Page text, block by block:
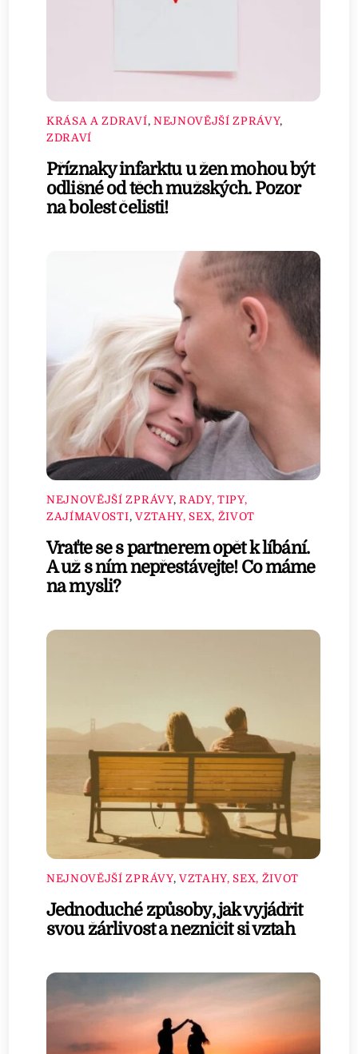
KRÁSA A ZDRAVÍ, NEJNOVĚJŠÍ ZPRÁVY,
ZDRAVÍ
Příznaky infarktu u žen mohou být
odlišné od těch mužských. Pozor
na bolest čelisti!
NEJNOVĚJŠÍ ZPRÁVY, RADY, TIPY,
ZAJÍMAVOSTI, VZTAHY, SEX, ŽIVOT
Vraťte se s partnerem opět k líbání.
A už s ním nepřestávejte! Co máme
na mysli?
NEJNOVĚJŠÍ ZPRÁVY, VZTAHY, SEX, ŽIVOT
Jednoduché způsoby, jak vyjádřit
svou žárlivost a nezničit si vztah